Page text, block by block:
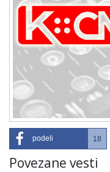
podeli 18
Povezane vesti